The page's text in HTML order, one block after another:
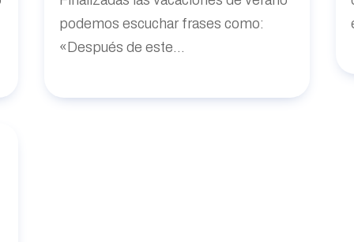
podemos escuchar frases como:
«Después de este...